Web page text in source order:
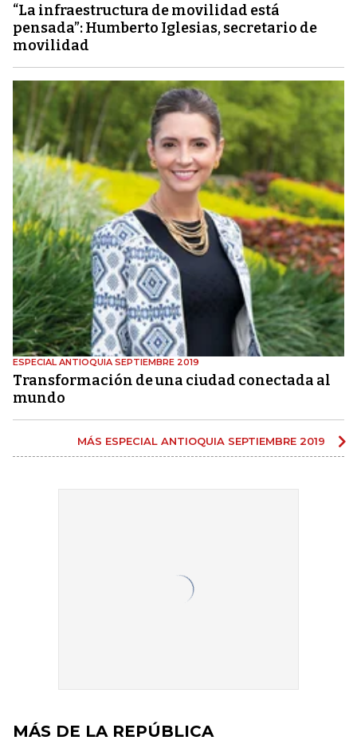
“La infraestructura de movilidad está
pensada”: Humberto Iglesias, secretario de
movilidad
ESPECIAL ANTIOQUIA SEPTIEMBRE 2019
Transformación de una ciudad conectada al
mundo
MÁS ESPECIAL ANTIOQUIA SEPTIEMBRE 2019
MÁS DE LA REPÚBLICA